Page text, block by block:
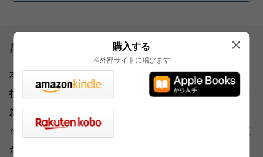
感想を送る
本書をお読みになったご意見・ご感想をお寄せください。
投稿されたお客様の声は、弊社ウェブサイト、また新聞・
雑誌広告などに掲載させていただく場合がございます。
※いただいた内容へのご返信は致しかねますのでご了承く
ださい。
購入する
※外部サイトに飛びます